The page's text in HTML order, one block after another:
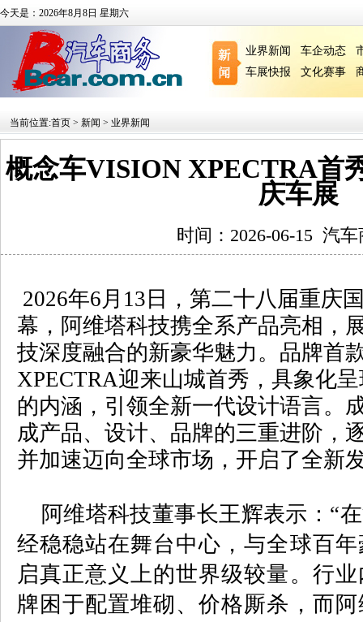
今天是：2026年8月8日 星期六
业界新闻 车企动态
车展快报
文化赛事
当前位置:首页 > 新闻 > 业界新闻
概念车VISION XPECTRA首
庆车展
时间：2026-06-15 汽车
2026年6月 13 日，第二十八届重庆
幕，阿维塔科技携全系产品亮相，
技深度融合的新豪华魅力。品牌首
XPECTRA迎来山城首秀，具象化
的内涵，引领全新一代设计语言。
成产品、设计、品牌的三重进阶，
并加速迈向全球市场，开启了全新
阿维塔科技董事长王辉表示：“
经稳稳站在舞台中心，与全球百
启真正意义上的世界级较量。行
牌困于配置堆砌、价格厮杀，而